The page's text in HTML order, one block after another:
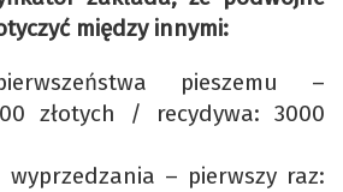
między innymi:
pieszemu –
złotych / recydywa: 3000
wyprzedzania – pierwszy raz: